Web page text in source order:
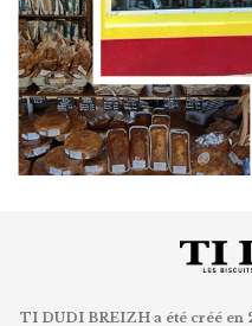
TI DUDI BREIZH a été créé